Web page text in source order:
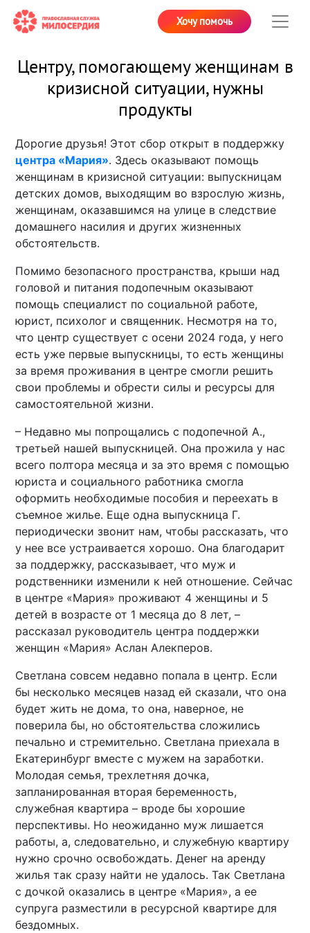
Хочу помочь
Центру, помогающему женщинам в
кризисной ситуации, нужны
продукты
Дорогие друзья! Этот сбор открыт в поддержку
центра «Мария». Здесь оказывают помощь
женщинам в кризисной ситуации: выпускницам
детских домов, выходящим во взрослую жизнь,
женщинам, оказавшимся на улице в следствие
домашнего насилия и других жизненных
обстоятельств.
Помимо безопасного пространства, крыши над
головой и питания подопечным оказывают
помощь специалист по социальной работе,
юрист, психолог и священник. Несмотря на то,
что центр существует с осени 2024 года, у него
есть уже первые выпускницы, то есть женщины
за время проживания в центре смогли решить
свои проблемы и обрести силы и ресурсы для
самостоятельной жизни.
– Недавно мы попрощались с подопечной А.,
третьей нашей выпускницей. Она прожила у нас
всего полтора месяца и за это время с помощью
юриста и социального работника смогла
оформить необходимые пособия и переехать в
съемное жилье. Еще одна выпускница Г.
периодически звонит нам, чтобы рассказать, что
у нее все устраивается хорошо. Она благодарит
за поддержку, рассказывает, что муж и
родственники изменили к ней отношение. Сейчас
в центре «Мария» проживают 4 женщины и 5
детей в возрасте от 1 месяца до 8 лет, –
рассказал руководитель центра поддержки
женщин «Мария» Аслан Алекперов.
Светлана совсем недавно попала в центр. Если
бы несколько месяцев назад ей сказали, что она
будет жить не дома, то она, наверное, не
поверила бы, но обстоятельства сложились
печально и стремительно. Светлана приехала в
Екатеринбург вместе с мужем на заработки.
Молодая семья, трехлетняя дочка,
запланированная вторая беременность,
служебная квартира – вроде бы хорошие
перспективы. Но неожиданно муж лишается
работы, а, следовательно, и служебную квартиру
нужно срочно освобождать. Денег на аренду
жилья так сразу найти не удалось. Так Светлана
с дочкой оказались в центре «Мария», а ее
супруга разместили в ресурсной квартире для
бездомных.